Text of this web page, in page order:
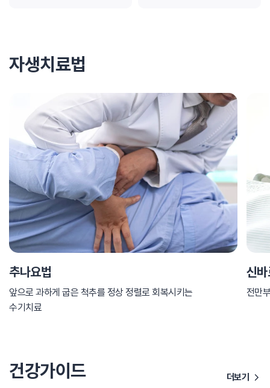
자생치료법
추나요법
앞으로 과하게 굽은 척추를 정상 정렬로 회복시키는
수기치료
신바
전만
건강가이드 더보기